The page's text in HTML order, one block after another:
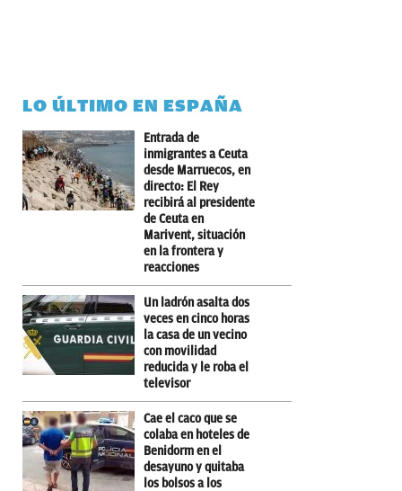
LO ÚLTIMO EN ESPAÑA
Entrada de
inmigrantes a Ceuta
desde Marruecos, en
directo: El Rey
recibirá al presidente
de Ceuta en
Marivent, situación
en la frontera y
reacciones
Un ladrón asalta dos
veces en cinco horas
la casa de un vecino
con movilidad
reducida y le roba el
televisor
Cae el caco que se
colaba en hoteles de
Benidorm en el
desayuno y quitaba
los bolsos a los